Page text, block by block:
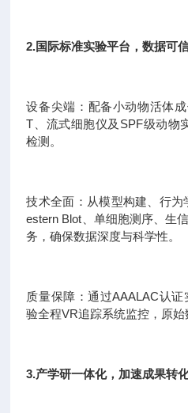
2.国际标准实验平台，数据可
设备尖端：配备小动物活体
T、流式细胞仪及SPF级动物
检测。
技术全面：从模型构建、行
estern Blot、单细胞测序、生
务，确保数据深度与科学性。
质量保障：通过AAALAC认
验全程VR追踪系统监控，原始
3.产学研一体化，加速成果转